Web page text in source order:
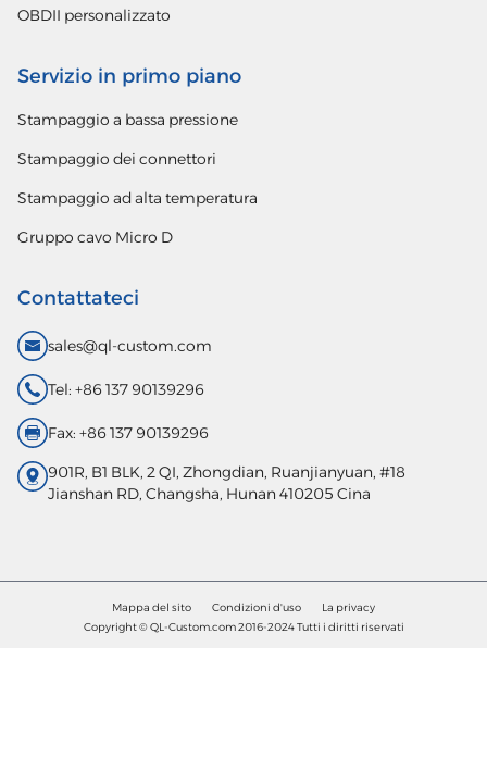
OBDII personalizzato
Servizio in primo piano
Stampaggio a bassa pressione
Stampaggio dei connettori
Stampaggio ad alta temperatura
Gruppo cavo Micro D
Contattateci
sales@ql-custom.com
Tel: +86 137 90139296
Fax: +86 137 90139296
901R, B1 BLK, 2 QI, Zhongdian, Ruanjianyuan, #18
Jianshan RD, Changsha, Hunan 410205 Cina
Mappa del sito Condizioni d'uso
La privacy
Copyright © QL-Custom.com 2016-2024 Tutti i diritti riservati